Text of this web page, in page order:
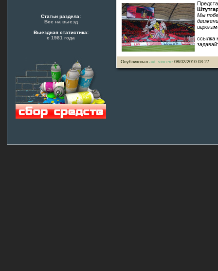
Статьи раздела:
Все на выезд
Выездная статистика:
с 1981 года
Мы
ссылка
Опубликовал aut_vincere 08/02/2010 03:27